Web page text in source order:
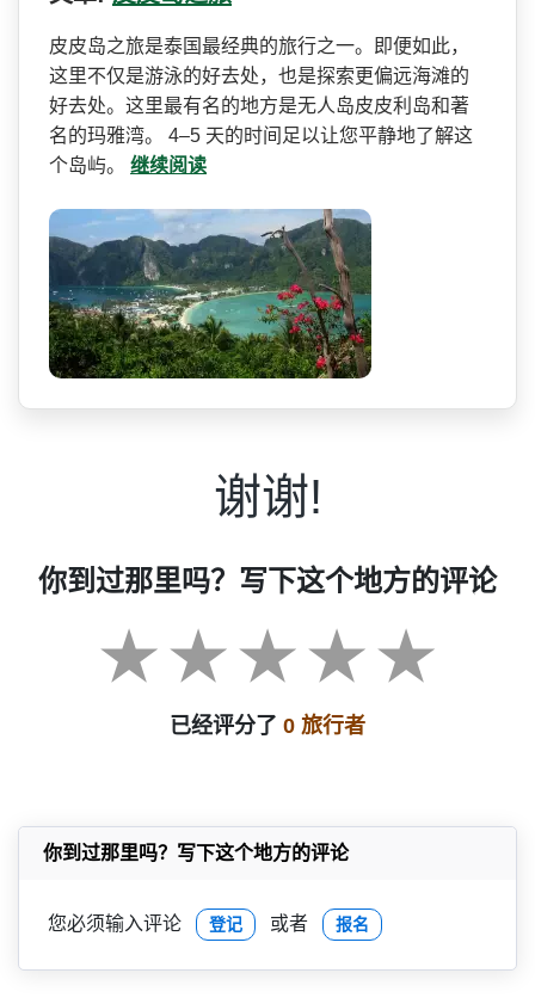
皮皮岛之旅是泰国最经典的旅­行之一。即便如此，
这里不仅是游泳的好去处，也是探­索更偏远海滩的
好去处。这里最有名的地方是无人岛皮­皮利岛和著
名的玛雅湾。 4–5 天的时间足以让您平静地了解这
个岛屿。 继续阅读
谢谢!
你到过那里吗？写下这个地方的评论
已经评分了 0 旅行者
你到过那里吗？写下这个地方的评论
您必须输入评论 登记 或者 报名